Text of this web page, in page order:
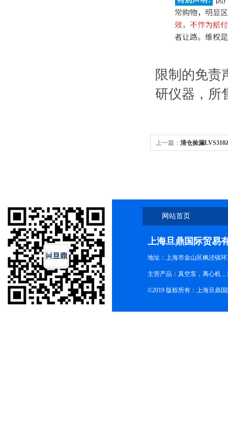
限制的免责
研仪器，所
上一篇： 清仓捡漏
网站首页
上海旦鼎国际贸易
地址：上海市金山区枫泾镇
主营产品：真空泵，离心机
©2019 版权所有：上海旦鼎